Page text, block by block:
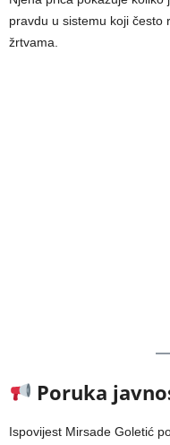
pravdu u sistemu koji često
žrtvama.
Poruka
Ispovijest Mirsade Goletić